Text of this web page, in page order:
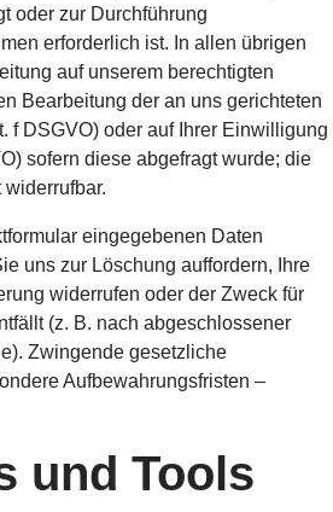
oder zur Durchführung
erforderlich ist. In allen übrigen
auf unserem berechtigten
Bearbeitung der an uns gerichteten
f DSGVO) oder auf Ihrer Einwilligung
sofern diese abgefragt wurde; die
eingegebenen Daten
uns zur Löschung auffordern, Ihre
widerrufen oder der Zweck für
(z. B. nach abgeschlossener
Zwingende gesetzliche
Aufbewahrungsfristen –
und Tools